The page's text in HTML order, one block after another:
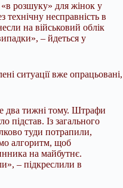
розшуку» для жінок у
технічну несправність в
на військовий облік
– йдеться у
ситуації вже опрацьовані,
два тижні тому. Штрафи
підстав. Із загального
туди потрапили,
алгоритм, щоб
на майбутнє.
– підкреслили в